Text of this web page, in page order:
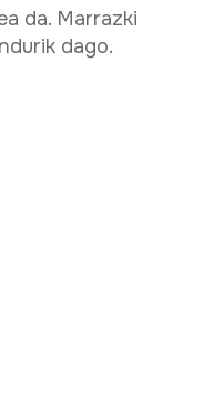
da. Marrazki
dago.